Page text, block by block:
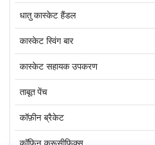
धातु कास्केट हैंडल
कास्केट स्विंग बार
कास्केट सहायक उपकरण
ताबूत पेंच
कॉफ़ीन ब्रैकेट
कॉफ़िन क्रूसीफ़िक्स